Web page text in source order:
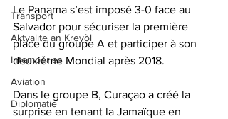
Transport
Aktyalite an Kreyòl
Intempéries
Aviation
Diplomatie
Le Panama s’est imposé 3-0 face au
Salvador pour sécuriser la première
place du groupe A et participer à son
deuxième Mondial après 2018.
Dans le groupe B, Curaçao a créé la
surprise en tenant la Jamaïque en